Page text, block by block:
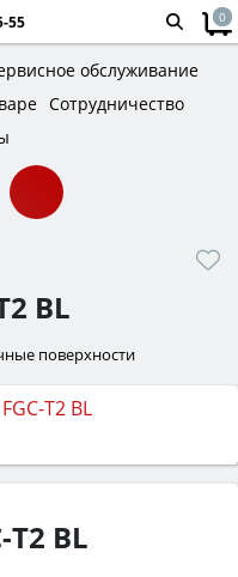
55 0
обслуживание
Сотрудничество
BL
поверхности
T2 BL